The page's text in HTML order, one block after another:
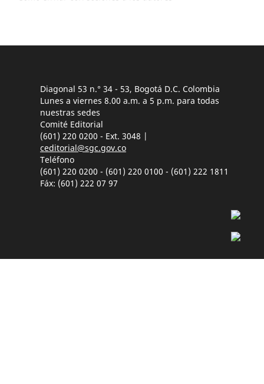
Diagonal 53 n.° 34 - 53, Bogotá D.C. Colombia
Lunes a viernes 8.00 a.m. a 5 p.m. para todas
nuestras sedes
Comité Editorial
(601) 220 0200 - Ext. 3048 |
ceditorial@sgc.gov.co
Teléfono
(601) 220 0200 - (601) 220 0100 - (601) 222 1811
Fáx: (601) 222 07 97